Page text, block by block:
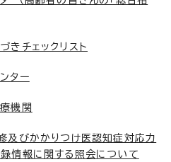
きチェックリスト
ター
機関
及びかかりつけ医認知症対応力
情報に関する照会について